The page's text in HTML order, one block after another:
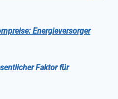
Energieversorger
Faktor für